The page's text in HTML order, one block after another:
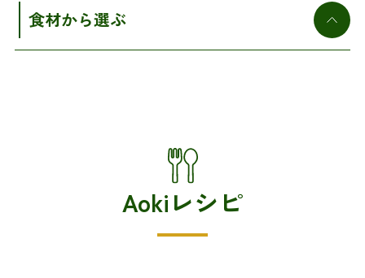
食材から選ぶ
Aokiレシピ